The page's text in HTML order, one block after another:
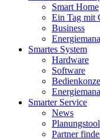
Smart Home
Ein Tag mit
Business
Smartes System
Hardware
Software
Smarter Service
News
Planungstool
Partner